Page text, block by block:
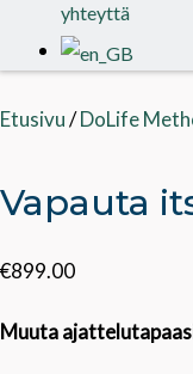
yhteyttä
Etusivu/DoLife
Vapauta
€899.00
Muuta